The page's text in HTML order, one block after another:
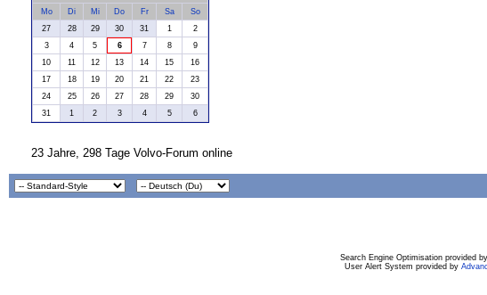
Mo
Di Mi Do Fr Sa
So
27
28 29 30 31 1
2
3
4 5 6 7 8
9
10
11 12 13 14 15
16
17
18 19 20 21 22
23
24
25 26 27 28 29
30
31
1 2 3 4 5 6
23 Jahre, 298 Tage Volvo-Forum online
Search Engine Optimisation provided by
User Alert System provided by